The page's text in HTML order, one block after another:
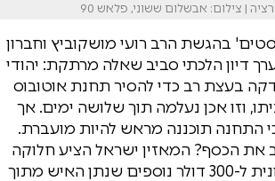
| צילום: אבשלום ששוני, פלאש 90
בהגשת הרב רועי מושקוביץ וחברון
דיון הלכתי סביב שאלה מרתקת: יהודי
דולר לצדקה בעצת רב כדי להסיר תחנת אוטובוס
וזו אכן נעלמה תוך שלושה ימים. אך
התחנה תוכננה מראש להיות מועברת.
את הכסף? המאזין ישראל הציע חלוקה
בין התרומה הראשונית ל-300 דולר נוספים שנתן האיש מתוך